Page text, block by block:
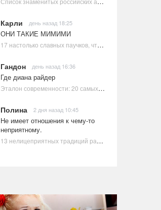
Карли день назад 18:25
ОНИ ТАКИЕ МИМИМИ
17 настолько славных паучков, что даже у арахнофобов появится желание их погладить
Гандон день назад 16:36
Где диана райдер
Эталон современности: 20 самых красивых и привлекательных актрис Голливуда, по мнению Google | Ультрамарин
Полина 2 дня назад 10:45
Не имеет отношения к чему-то
неприятному.
13 нелицеприятных традиций разных стран, которые могут шокировать неподготовленного человека